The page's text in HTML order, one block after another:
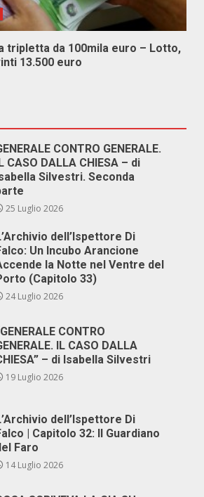
tripletta da 100mila euro – Lotto,
13.500 euro
CONTRO GENERALE.
CASO DALLA CHIESA – di
Silvestri. Seconda
25 Luglio 2026
dell’Ispettore Di
Un Incubo Arancione
la Notte nel Ventre del
(Capitolo 33)
24 Luglio 2026
CONTRO
IL CASO DALLA
– di Isabella Silvestri
19 Luglio 2026
dell’Ispettore Di
| Capitolo 32: Il Guardiano
Faro
14 Luglio 2026